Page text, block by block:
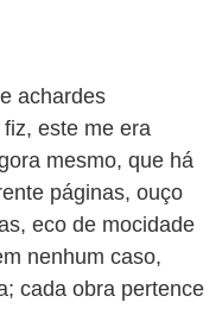
achardes
este me era
mesmo, que há
páginas, ouço
eco de mocidade
nenhum caso,
cada obra pertence